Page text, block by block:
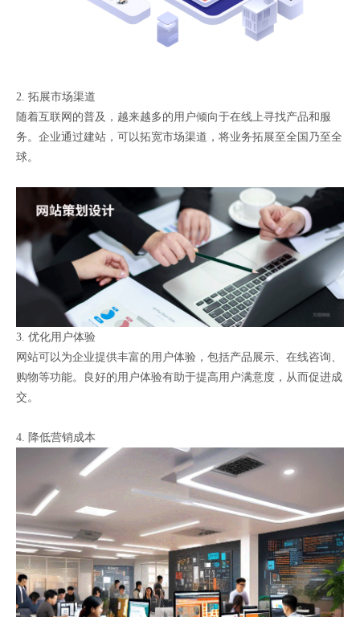
2. 拓展市场渠道
随着互联网的普及，越来越多的用户倾向于在线上寻找产品和服
务。企业通过建站，可以拓宽市场渠道，将业务拓展至全国乃至全
球。
3. 优化用户体验
网站可以为企业提供丰富的用户体验，包括产品展示、在线咨询、
购物等功能。良好的用户体验有助于提高用户满意度，从而促进成
交。
4. 降低营销成本